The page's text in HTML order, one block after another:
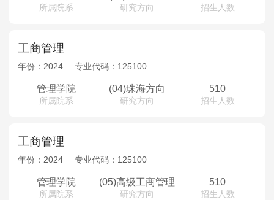
所属院系 研究方向 招生人数
工商管理
年份： 2024 专业代码： 125100
管理学院
所属院系
(04)珠海方向
研究方向
510
招生人数
工商管理
年份： 2024 专业代码： 125100
管理学院
所属院系
(05)高级工商管理
研究方向
510
招生人数